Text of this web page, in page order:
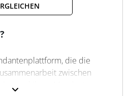
die die
zwischen